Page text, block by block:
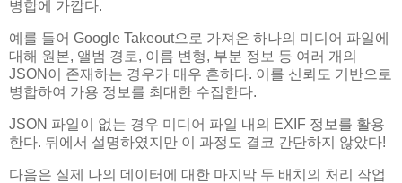
병합에 가깝다.
예를 들어 Google Takeout으로 가져온 하나의 미디어 파일에
대해 원본, 앨범 경로, 이름 변형, 부분 정보 등 여러 개의
JSON이 존재하는 경우가 매우 흔하다. 이를 신뢰도 기반으로
병합하여 가용 정보를 최대한 수집한다.
JSON 파일이 없는 경우 미디어 파일 내의 EXIF 정보를 활용
한다. 뒤에서 설명하였지만 이 과정도 결코 간단하지 않았다!
다음은 실제 나의 데이터에 대한 마지막 두 배치의 처리 작업